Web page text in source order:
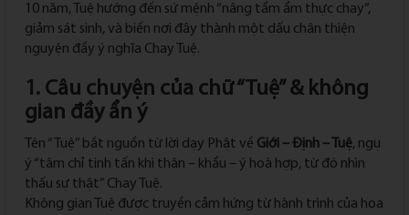
10 năm, Tuệ hướng đến sứ mệnh “nâng tầm ẩm thực chay”,
giảm sát sinh, và biến nơi đây thành một dấu chân thiện
nguyện đầy ý nghĩa Chay Tuệ.
1. Câu chuyện của chữ “Tuệ” & không
gian đầy ẩn ý
Tên “Tuệ” bắt nguồn từ lời dạy Phật về Giới – Định – Tuệ, ngụ
ý “tâm chỉ tinh tấn khi thân – khẩu – ý hoà hợp, từ đó nhìn
thấu sự thật” Chay Tuệ.
Không gian Tuệ được truyền cảm hứng từ hành trình của hoa